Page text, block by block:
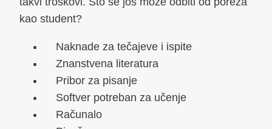
kao student?
Naknade za tečajeve i ispite
Znanstvena literatura
Pribor za pisanje
Softver potreban za učenje
Računalo